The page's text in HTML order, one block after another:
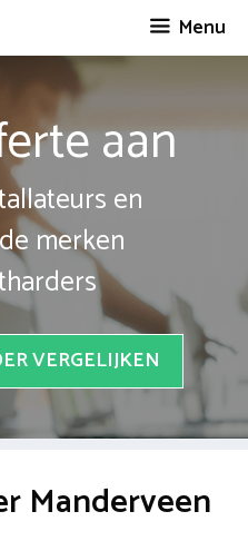
Menu
aan
en
merken
VERGELIJKEN
Manderveen